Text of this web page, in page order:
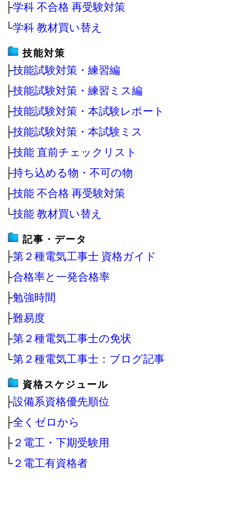
├学科 不合格 再受験対策
└学科 教材買い替え
技能対策
├技能試験対策・練習編
├技能試験対策・練習ミス編
├技能試験対策・本試験レポート
├技能試験対策・本試験ミス
├技能 直前チェックリスト
├持ち込める物・不可の物
├技能 不合格 再受験対策
└技能 教材買い替え
記事・データ
├第２種電気工事士 資格ガイド
├合格率と一発合格率
├勉強時間
├難易度
├第２種電気工事士の免状
└第２種電気工事士：ブログ記事
資格スケジュール
├設備系資格優先順位
├全くゼロから
├ ２電工・下期受験用
└ ２電工有資格者